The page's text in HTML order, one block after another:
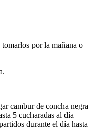
por la mañana o
cambur de concha negra
5 cucharadas al día
durante el día hasta